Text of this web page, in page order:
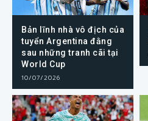
Bản lĩnh nhà vô địch của
tuyển Argentina đằng
sau những tranh cãi tại
World Cup
10/07/2026